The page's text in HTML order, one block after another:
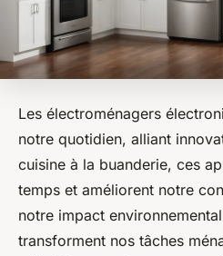
Les électroménagers
notre quotidien, alliant
cuisine à la buanderie, ces
temps et améliorent notre
notre impact
transforment nos tâches